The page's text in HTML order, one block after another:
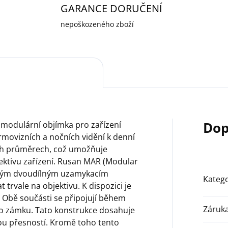
GARANCE DORUČENÍ
nepoškozeného zboží
objímka pro zařízení
a nočních vidění k denní
průměrech, což umožňuje
zařízení. Rusan MAR (Modular
dvoudílným uzamykacím
trvale na objektivu. K dispozici je
součásti se připojují během
zámku. Tato konstrukce dosahuje
přesností. Kromě toho tento